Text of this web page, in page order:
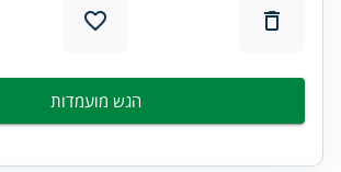
הגש מועמדות